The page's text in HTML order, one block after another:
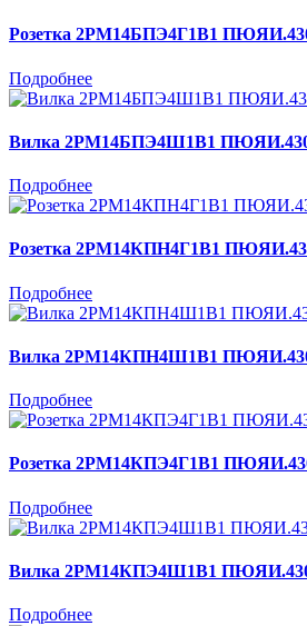
Розетка 2РМ14БПЭ4Г1В1
Подробнее
Вилка 2РМ14БПЭ4Ш1В1
Подробнее
Розетка 2РМ14КПН4Г1В1
Подробнее
Вилка 2РМ14КПН4Ш1В1
Подробнее
Розетка 2РМ14КПЭ4Г1В1
Подробнее
Вилка 2РМ14КПЭ4Ш1В1
Подробнее